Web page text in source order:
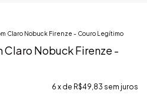
Claro Nobuck Firenze - Couro Legítimo
Claro Nobuck Firenze -
6 x de R$49,83 sem juros